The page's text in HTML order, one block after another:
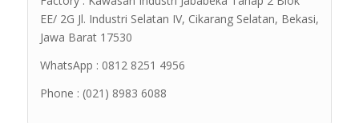
EE/ 2G Jl. Industri Selatan IV, Cikarang Selatan, Bekasi,
Jawa Barat 17530
WhatsApp : 0812 8251 4956
Phone : (021) 8983 6088